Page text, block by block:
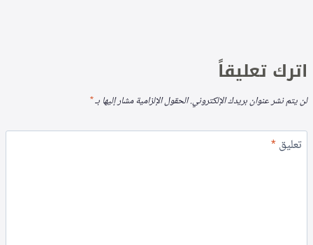
اترك تعليقاً
لن يتم نشر عنوان بريدك الإلكتروني.الحقول الإلزامية مشار إليها بـ*
تعليق*